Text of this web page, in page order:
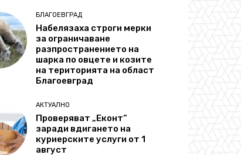
БЛАГОЕВГРАД
Набелязаха строги мерки
за ограничаване
разпространението на
шарка по овцете и козите
на територията на област
Благоевград
АКТУАЛНО
Проверяват „Еконт“
заради вдигането на
куриерските услуги от 1
август